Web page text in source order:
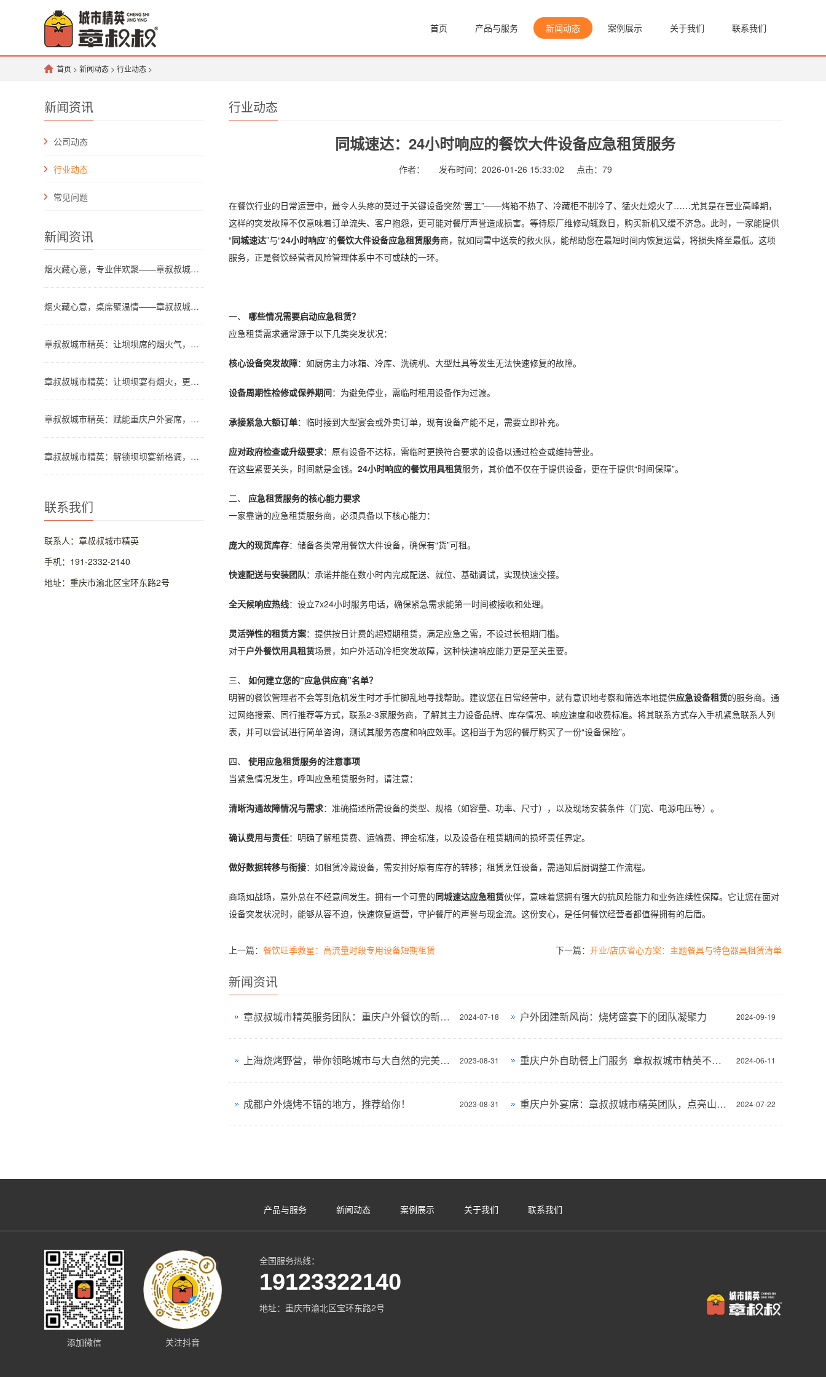
首页 产品与服务 新闻动态 案例展示 关于我们 联系我们
首页 > 新闻动态 > 行业动态 >
新闻资讯
公司动态
行业动态
常见问题
新闻资讯
烟火藏心意，专业伴欢聚——章叔叔城市精英团队解锁川渝坝坝宴新格调
烟火藏心意，桌席聚温情——章叔叔城市精英团队解锁川渝坝坝宴新格调
章叔叔城市精英：让坝坝席的烟火气，温暖都市人的团圆时刻
章叔叔城市精英：让坝坝宴有烟火，更有品质
章叔叔城市精英：赋能重庆户外宴席，让山水间的欢聚更有格调
章叔叔城市精英：解锁坝坝宴新格调，让烟火欢聚更省心
联系我们
联系人：章叔叔城市精英
手机：191-2332-2140
地址：重庆市渝北区宝环东路2号
行业动态
同城速达：24小时响应的餐饮大件设备应急租赁服务
作者： 发布时间：2026-01-26 15:33:02 点击： 79
在餐饮行业的日常运营中，最令人头疼的莫过于关键设备突然“罢工”——烤箱不热了、冷藏柜不制冷了、猛火灶熄火了……尤其是在营业高峰期，
这样的突发故障不仅意味着订单流失、客户抱怨，更可能对餐厅声誉造成损害。等待原厂维修动辄数日，购买新机又缓不济急。此时，一家能提供
“同城速达”与“24小时响应”的餐饮大件设备应急租赁服务商，就如同雪中送炭的救火队，能帮助您在最短时间内恢复运营，将损失降至最低。这项
服务，正是餐饮经营者风险管理体系中不可或缺的一环。
一、 哪些情况需要启动应急租赁？
应急租赁需求通常源于以下几类突发状况：
核心设备突发故障：如厨房主力冰箱、冷库、洗碗机、大型灶具等发生无法快速修复的故障。
设备周期性检修或保养期间：为避免停业，需临时租用设备作为过渡。
承接紧急大额订单：临时接到大型宴会或外卖订单，现有设备产能不足，需要立即补充。
应对政府检查或升级要求：原有设备不达标，需临时更换符合要求的设备以通过检查或维持营业。
在这些紧要关头，时间就是金钱。 24小时响应的餐饮用具租赁服务，其价值不仅在于提供设备，更在于提供“时间保障”。
二、 应急租赁服务的核心能力要求
一家靠谱的应急租赁服务商，必须具备以下核心能力：
庞大的现货库存：储备各类常用餐饮大件设备，确保有“货”可租。
快速配送与安装团队：承诺并能在数小时内完成配送、就位、基础调试，实现快速交接。
全天候响应热线：设立7x24小时服务电话，确保紧急需求能第一时间被接收和处理。
灵活弹性的租赁方案：提供按日计费的超短期租赁，满足应急之需，不设过长租期门槛。
对于户外餐饮用具租赁场景，如户外活动冷柜突发故障，这种快速响应能力更是至关重要。
三、 如何建立您的“应急供应商”名单？
明智的餐饮管理者不会等到危机发生时才手忙脚乱地寻找帮助。建议您在日常经营中，就有意识地考察和筛选本地提供应急设备租赁的服务商。通
过网络搜索、同行推荐等方式，联系2-3家服务商，了解其主力设备品牌、库存情况、响应速度和收费标准。将其联系方式存入手机紧急联系人列
表，并可以尝试进行简单咨询，测试其服务态度和响应效率。这相当于为您的餐厅购买了一份“设备保险”。
四、 使用应急租赁服务的注意事项
当紧急情况发生，呼叫应急租赁服务时，请注意：
清晰沟通故障情况与需求：准确描述所需设备的类型、规格（如容量、功率、尺寸），以及现场安装条件（门宽、电源电压等）。
确认费用与责任：明确了解租赁费、运输费、押金标准，以及设备在租赁期间的损坏责任界定。
做好数据转移与衔接：如租赁冷藏设备，需安排好原有库存的转移；租赁烹饪设备，需通知后厨调整工作流程。
商场如战场，意外总在不经意间发生。拥有一个可靠的同城速达应急租赁伙伴，意味着您拥有强大的抗风险能力和业务连续性保障。它让您在面对
设备突发状况时，能够从容不迫，快速恢复运营，守护餐厅的声誉与现金流。这份安心，是任何餐饮经营者都值得拥有的后盾。
上一篇： 餐饮旺季救星：高流量时段专用设备短期租赁 下一篇： 开业/店庆省心方案：主题餐具与特色器具租赁清单
新闻资讯
2024-07-18
章叔叔城市精英服务团队：重庆户外餐饮的新标杆 2024-09-19
户外团建新风尚：烧烤盛宴下的团队凝聚力
2023-08-31
上海烧烤野营，带你领略城市与大自然的完美结合 2024-06-11
重庆户外自助餐上门服务 章叔叔城市精英不错之选
2023-08-31
成都户外烧烤不错的地方，推荐给你！ 2024-07-22
重庆户外宴席：章叔叔城市精英团队，点亮山城的美食星河
产品与服务 新闻动态 案例展示 关于我们 联系我们
添加微信 关注抖音
全国服务热线：
19123322140
地址：重庆市渝北区宝环东路2号